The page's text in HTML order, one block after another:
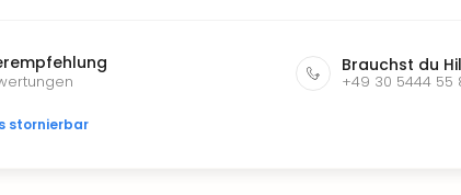
Brauchst du
+49 30 5444 55
stornierbar